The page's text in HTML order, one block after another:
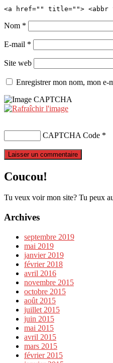
<a href="" title=""> <abbr
Nom *
E-mail *
Site web
Enregistrer mon nom, mon e-
CAPTCHA Code *
Coucou!
Tu veux voir mon site? Tu peux
Archives
septembre 2019
mai 2019
janvier 2019
février 2018
avril 2016
novembre 2015
octobre 2015
août 2015
juillet 2015
juin 2015
mai 2015
avril 2015
mars 2015
février 2015